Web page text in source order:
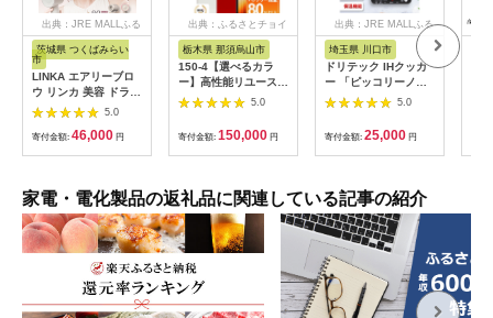
出典：JRE MALLふる
さと納税
茨城県 つくばみらい
市
LINKA エアリーブロ
ウ リンカ 美容 ドライ
ヤー ヘアケア 髪 エス
テ ギフト ラッピング
贈呈品 プレゼント 母
の日 母の日準備 母の
5.0
寄付金額: 46,000 円
出典：ふるさとチョイ
栃木県 那須烏山市
150-4【選べるカラ
ー】高性能リユース
スマホ Apple
iPhoneSE 3 128GB
SIMロック解除済 本
体のみ ｜ 中古 再生品
本体 端末
5.0
寄付金額: 150,000 円
出典：JRE MALLふる
さと納税
埼玉県 川口市
ドリテック IHクッカ
ー 「ピッコリーノ」
ブラック DI-
217BK【1642626】
5.0
寄付金額: 25,000 円
家電・電化製品の返礼品に関連している記事の紹介